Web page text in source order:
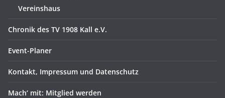
Vereinshaus
Chronik des TV 1908 Kall e.V.
Event-Planer
Kontakt, Impressum und Datenschutz
Mach‘ mit: Mitglied werden